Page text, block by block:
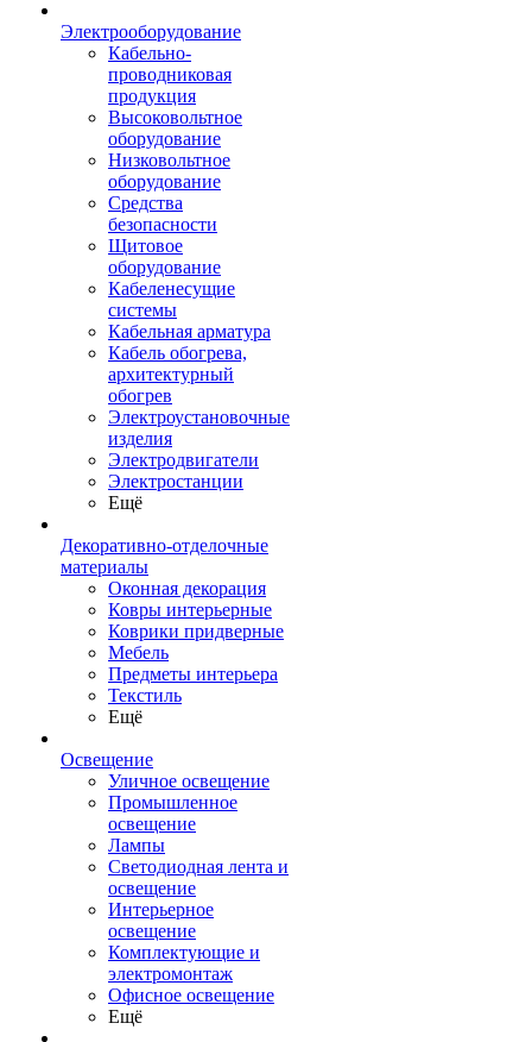
Электрооборудование
Кабельно-
проводниковая
продукция
Высоковольтное
оборудование
Низковольтное
оборудование
Средства
безопасности
Щитовое
оборудование
Кабеленесущие
системы
Кабельная арматура
Кабель обогрева,
архитектурный
обогрев
Электроустановочные
изделия
Электродвигатели
Электростанции
Ещё
Декоративно-отделочные
материалы
Оконная декорация
Ковры интерьерные
Коврики придверные
Мебель
Предметы интерьера
Текстиль
Ещё
Освещение
Уличное освещение
Промышленное
освещение
Лампы
Светодиодная лента и
освещение
Интерьерное
освещение
Комплектующие и
электромонтаж
Офисное освещение
Ещё